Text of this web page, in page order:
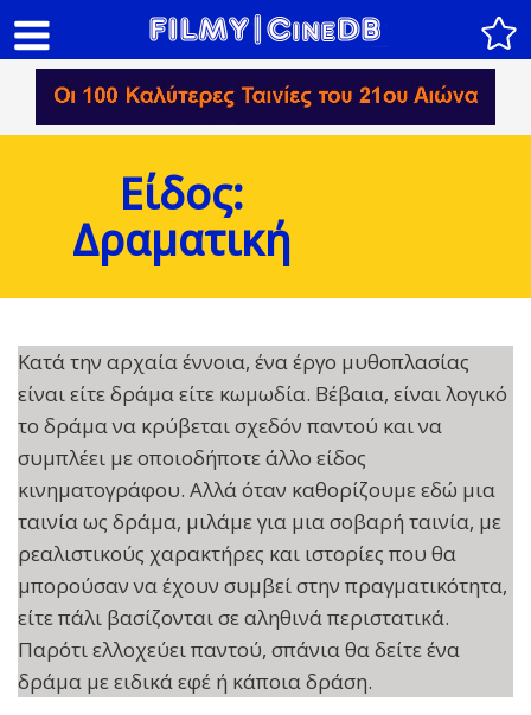
Είδος:
Δραματική
Κατά την αρχαία έννοια, ένα έργο μυθοπλασίας
είναι είτε δράμα είτε κωμωδία. Βέβαια, είναι λογικό
το δράμα να κρύβεται σχεδόν παντού και να
συμπλέει με οποιοδήποτε άλλο είδος
κινηματογράφου. Αλλά όταν καθορίζουμε εδώ μια
ταινία ως δράμα, μιλάμε για μια σοβαρή ταινία, με
ρεαλιστικούς χαρακτήρες και ιστορίες που θα
μπορούσαν να έχουν συμβεί στην πραγματικότητα,
είτε πάλι βασίζονται σε αληθινά περιστατικά.
Παρότι ελλοχεύει παντού, σπάνια θα δείτε ένα
δράμα με ειδικά εφέ ή κάποια δράση.